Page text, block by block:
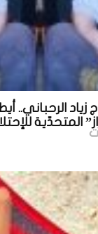
زياد الرحباني..
المتحدّية